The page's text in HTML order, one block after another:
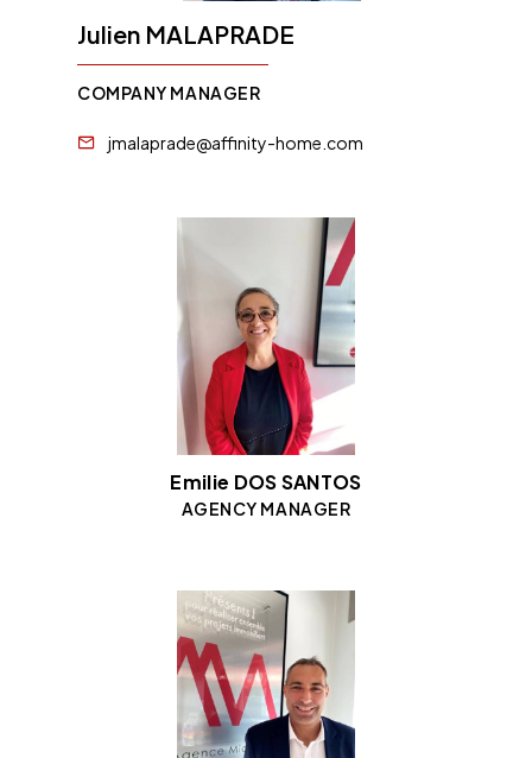
Julien MALAPRADE
COMPANY MANAGER
jmalaprade@affinity-home.com
Emilie DOS SANTOS
AGENCY MANAGER